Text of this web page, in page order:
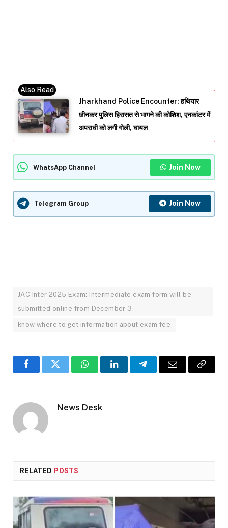
Jharkhand Police Encounter: हथियार
छीनकर पुलिस हिरासत से भागने की कोशिश, एनकांटर में
अपराधी को लगी गोली, घायल
WhatsApp Channel Join Now
Telegram Group Join Now
JAC Inter 2025 Exam: Intermediate exam form will be
submitted online from December 3
know where to get information about exam fee
FacebookTwitter WhatsAppLinkedInTelegramEmail
Copy
News Desk
RELATED POSTS